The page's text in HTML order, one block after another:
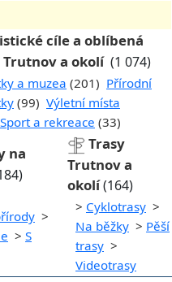
cíle a oblíbená
Trutnov a okolí (1 074)
a muzea (201) Přírodní
(99) Výletní místa
Sport a rekreace (33)
na
Trasy
Trutnov a
okolí(164)
>
> S
> Cyklotrasy >
Na běžky > Pěší
trasy >
Videotrasy